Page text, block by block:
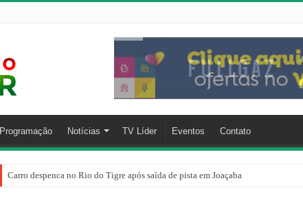
Programação Notícias TV Líder Eventos Contato
Carro despenca no Rio do Tigre após saída de pista em Joaçaba